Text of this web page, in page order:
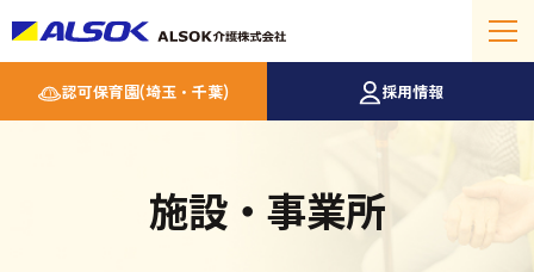
認可保育園(埼玉・千葉) 採用情報
施設・事業所